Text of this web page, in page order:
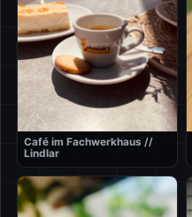
Café im Fachwerkhaus //
Lindlar